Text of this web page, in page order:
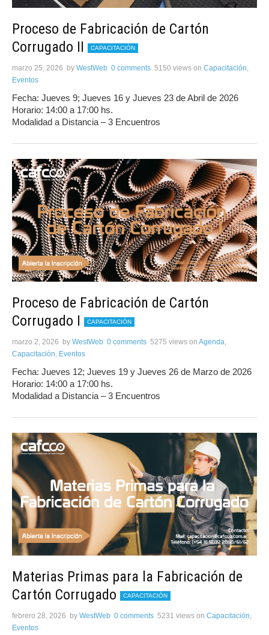
Proceso de Fabricación de Cartón
Corrugado II
CAPACITACIÓN
marzo 25, 2026 by WestWeb 0 comments 5150 views on Capacitación,
Eventos
Fecha: Jueves 9; Jueves 16 y Jueves 23 de Abril de 2026
Horario: 14:00 a 17:00 hs.
Modalidad a Distancia – 3 Encuentros
Proceso de Fabricación de Cartón
Corrugado I
CAPACITACIÓN
marzo 2, 2026 by WestWeb 0 comments 5275 views on Agenda,
Capacitación, Eventos
Fecha: Jueves 12; Jueves 19 y Jueves 26 de Marzo de 2026
Horario: 14:00 a 17:00 hs.
Modalidad a Distancia – 3 Encuentros
Materias Primas para la Fabricación de
Cartón Corrugado
CAPACITACIÓN
febrero 28, 2026 by WestWeb 0 comments 5231 views on Capacitación,
Eventos